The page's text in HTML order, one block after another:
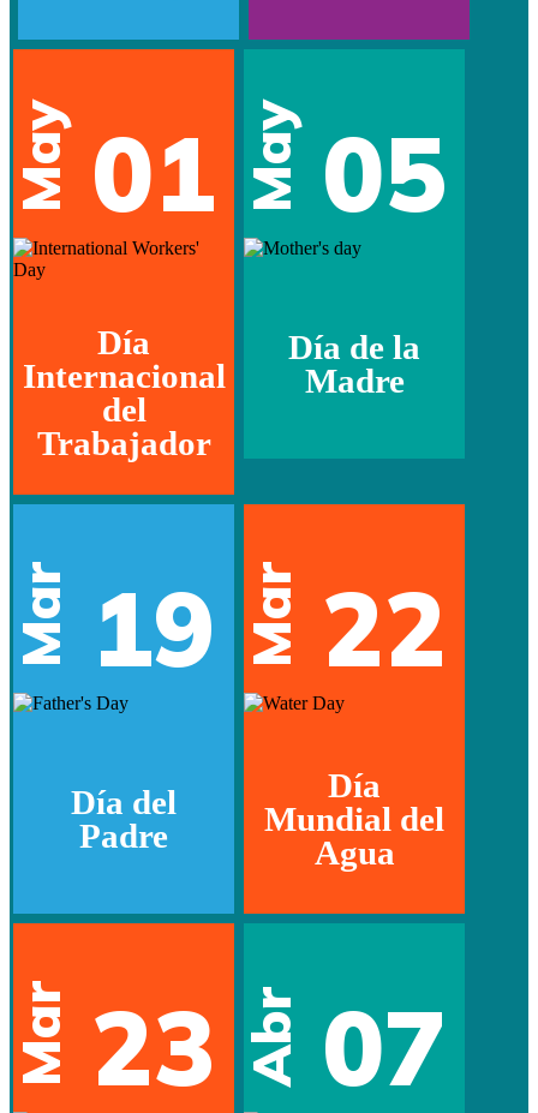
May 01
Día
Internacional
del
Trabajador
May 05
Día de la
Madre
Mar 19
Día del
Padre
Mar 22
Día
Mundial del
Agua
Mar 23 Abr 07